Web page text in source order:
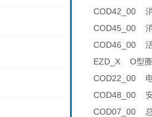
COD42_00 消
COD45_00 消
COD46_00 活
EZD_X O型
COD22_00 电
COD48_00
COD07_00